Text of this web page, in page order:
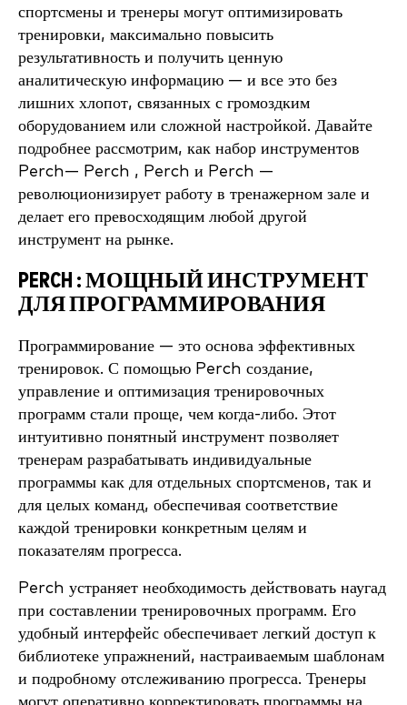
спортсмены и тренеры могут оптимизировать
тренировки, максимально повысить
результативность и получить ценную
аналитическую информацию — и все это без
лишних хлопот, связанных с громоздким
оборудованием или сложной настройкой. Давайте
подробнее рассмотрим, как набор инструментов
Perch— Perch , Perch и Perch —
революционизирует работу в тренажерном зале и
делает его превосходящим любой другой
инструмент на рынке.
PERCH : МОЩНЫЙ ИНСТРУМЕНТ
ДЛЯ ПРОГРАММИРОВАНИЯ
Программирование — это основа эффективных
тренировок. С помощью Perch создание,
управление и оптимизация тренировочных
программ стали проще, чем когда-либо. Этот
интуитивно понятный инструмент позволяет
тренерам разрабатывать индивидуальные
программы как для отдельных спортсменов, так и
для целых команд, обеспечивая соответствие
каждой тренировки конкретным целям и
показателям прогресса.
Perch устраняет необходимость действовать наугад
при составлении тренировочных программ. Его
удобный интерфейс обеспечивает легкий доступ к
библиотеке упражнений, настраиваемым шаблонам
и подробному отслеживанию прогресса. Тренеры